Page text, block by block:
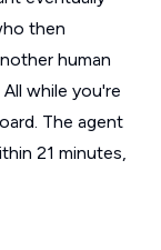
then
human
while you're
The agent
21 minutes,